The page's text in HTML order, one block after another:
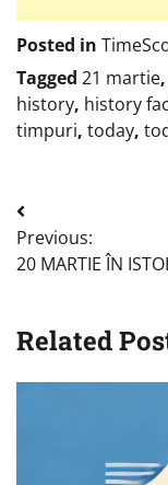
Posted in
Tagged 21 martie,
history, history
timpuri, today,
Post
navigation
Previous:
20 MARTIE ÎN
Related